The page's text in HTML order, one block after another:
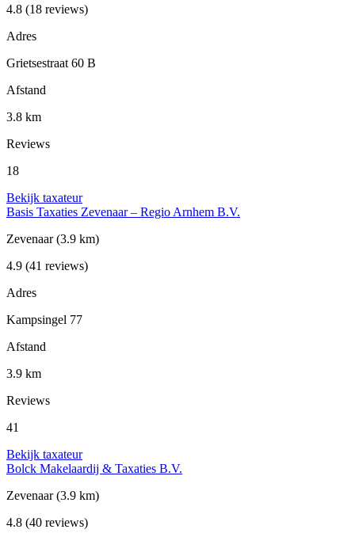
4.8 (18 reviews)
Adres
Grietsestraat 60 B
Afstand
3.8 km
Reviews
18
Bekijk taxateur
Basis Taxaties Zevenaar – Regio Arnhem B.V.
Zevenaar(3.9 km)
4.9 (41 reviews)
Adres
Kampsingel 77
Afstand
3.9 km
Reviews
41
Bekijk taxateur
Bolck Makelaardij & Taxaties B.V.
Zevenaar(3.9 km)
4.8 (40 reviews)